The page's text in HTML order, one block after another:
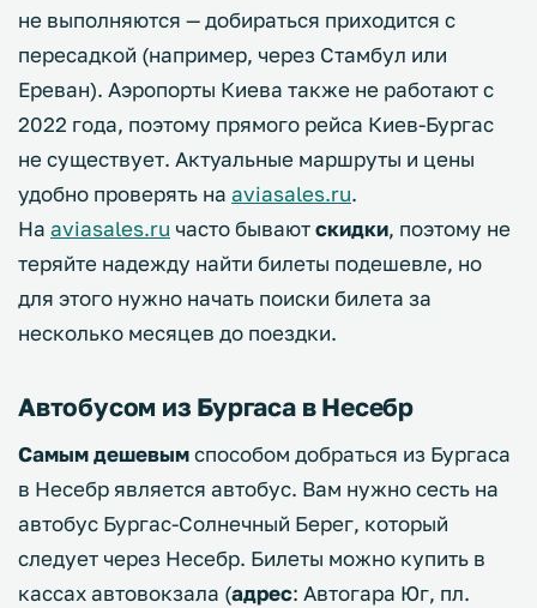
не выполняются — добираться приходится с
пересадкой (например, через Стамбул или
Ереван). Аэропорты Киева также не работают с
2022 года, поэтому прямого рейса Киев-Бургас
не существует. Актуальные маршруты и цены
удобно проверять на aviasales.ru.
На aviasales.ru часто бываютскидки, поэтому не
теряйте надежду найти билеты подешевле, но
для этого нужно начать поиски билета за
несколько месяцев до поездки.
Автобусом из Бургаса в Несебр
Самым дешевымспособом добраться из Бургаса
в Несебр является автобус. Вам нужно сесть на
автобус Бургас-Солнечный Берег, который
следует через Несебр. Билеты можно купить в
кассах автовокзала (адрес: Автогара Юг, пл.